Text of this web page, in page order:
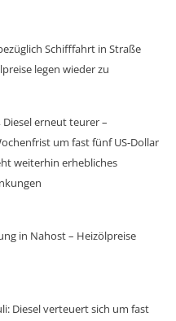
Schifffahrt in Straße
legen wieder zu
erneut teurer –
um fast fünf US-Dollar
weiterhin erhebliches
in Nahost – Heizölpreise
Diesel verteuert sich um fast